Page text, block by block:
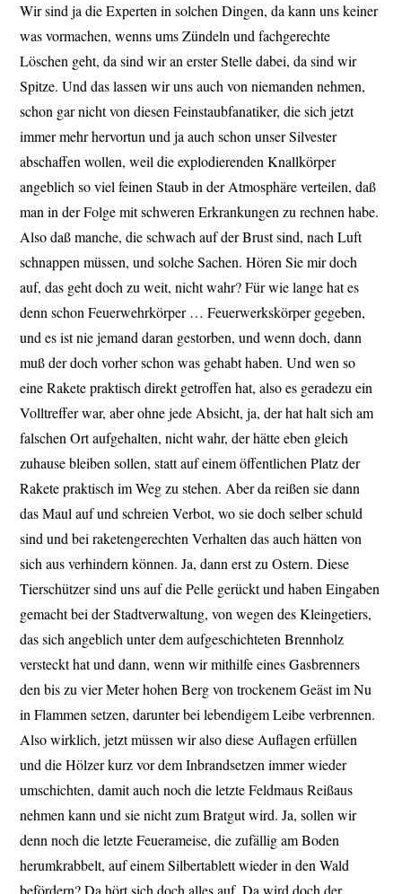
Wir sind ja die Experten in solchen Dingen, da kann uns keiner
was vormachen, wenns ums Zündeln und fachgerechte
Löschen geht, da sind wir an erster Stelle dabei, da sind wir
Spitze. Und das lassen wir uns auch von niemanden nehmen,
schon gar nicht von diesen Feinstaubfanatiker, die sich jetzt
immer mehr hervortun und ja auch schon unser Silvester
abschaffen wollen, weil die explodierenden Knallkörper
angeblich so viel feinen Staub in der Atmosphäre verteilen, daß
man in der Folge mit schweren Erkrankungen zu rechnen habe.
Also daß manche, die schwach auf der Brust sind, nach Luft
schnappen müssen, und solche Sachen. Hören Sie mir doch
auf, das geht doch zu weit, nicht wahr? Für wie lange hat es
denn schon Feuerwehrkörper … Feuerwerkskörper gegeben,
und es ist nie jemand daran gestorben, und wenn doch, dann
muß der doch vorher schon was gehabt haben. Und wen so
eine Rakete praktisch direkt getroffen hat, also es geradezu ein
Volltreffer war, aber ohne jede Absicht, ja, der hat halt sich am
falschen Ort aufgehalten, nicht wahr, der hätte eben gleich
zuhause bleiben sollen, statt auf einem öffentlichen Platz der
Rakete praktisch im Weg zu stehen. Aber da reißen sie dann
das Maul auf und schreien Verbot, wo sie doch selber schuld
sind und bei raketengerechten Verhalten das auch hätten von
sich aus verhindern können. Ja, dann erst zu Ostern. Diese
Tierschützer sind uns auf die Pelle gerückt und haben Eingaben
gemacht bei der Stadtverwaltung, von wegen des Kleingetiers,
das sich angeblich unter dem aufgeschichteten Brennholz
versteckt hat und dann, wenn wir mithilfe eines Gasbrenners
den bis zu vier Meter hohen Berg von trockenem Geäst im Nu
in Flammen setzen, darunter bei lebendigem Leibe verbrennen.
Also wirklich, jetzt müssen wir also diese Auflagen erfüllen
und die Hölzer kurz vor dem Inbrandsetzen immer wieder
umschichten, damit auch noch die letzte Feldmaus Reißaus
nehmen kann und sie nicht zum Bratgut wird. Ja, sollen wir
denn noch die letzte Feuerameise, die zufällig am Boden
herumkrabbelt, auf einem Silbertablett wieder in den Wald
befördern? Da hört sich doch alles auf. Da wird doch der